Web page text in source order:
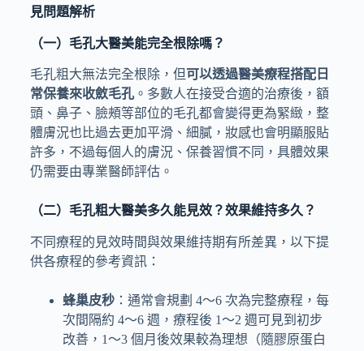
見問題解析
（一）毛孔大醫美能完全根除嗎？
毛孔粗大無法完全根除，但可以透過醫美療程搭配日
常保養來收斂毛孔。多數人在接受合適的治療後，額
頭、鼻子、臉頰等部位的毛孔都會變得更為緊緻，整
體膚況也比過去更加平滑、細膩，妝感也會明顯服貼
許多，不過每個人的膚況、保養習慣不同，具體效果
仍需要由專業醫師評估。
（二）毛孔粗大醫美多久能見效？效果維持多久？
不同療程的見效時間與效果維持期有所差異，以下提
供各療程的參考資訊：
蜂巢皮秒：通常會規劃 4～6 次為完整療程，每
次間隔約 4～6 週，療程後 1～2 週可見到初步
改善，1～3 個月後效果較為理想（隨膠原蛋白